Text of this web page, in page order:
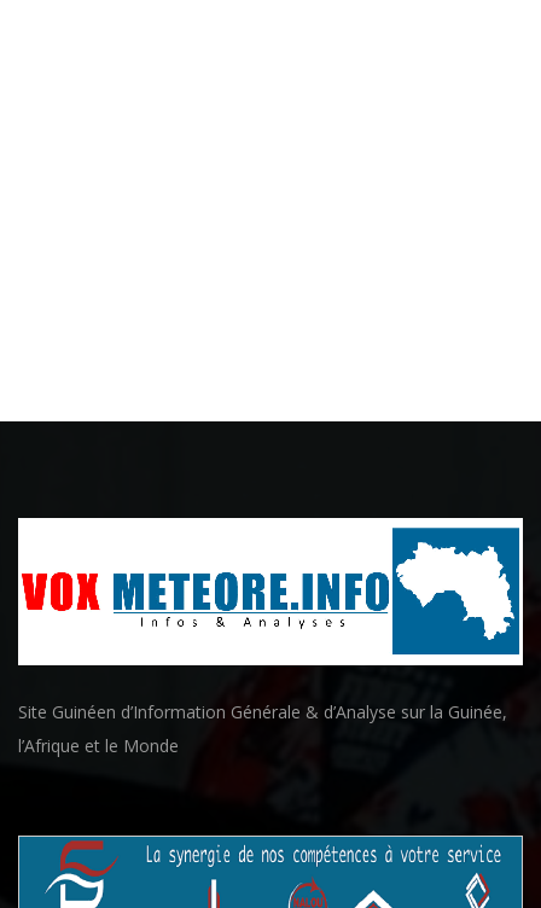
Site Guinéen d’Information Générale & d’Analyse sur la Guinée,
l’Afrique et le Monde